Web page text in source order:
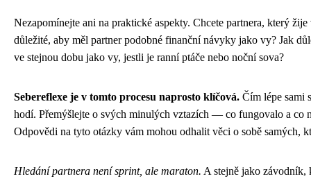
Nezapomínejte ani na praktické aspekty. Chcete partnera, který
důležité, aby měl partner podobné finanční návyky jako vy? Jak
ve stejnou dobu jako vy, jestli je ranní ptáče nebo noční sova?
Sebereflexe je v tomto procesu naprosto klíčová. Čím lépe sami
hodí. Přemýšlejte o svých minulých vztazích — co fungovalo a co
Odpovědi na tyto otázky vám mohou odhalit věci o sobě samých,
Hledání partnera není sprint, ale maraton. A stejně jako závodník,